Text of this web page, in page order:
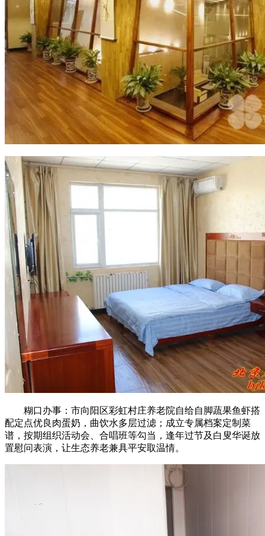
糊口办事：市向阳区彩虹村庄养老院自给自脚蔬果鱼虾搭
配定点优良肉蛋奶，曲饮水多层过滤；成立专属档案定制菜
谱，按期组织活动会、合唱班等勾当，逢年过节及白叟华诞放
置慰问表演，让生态养老兼具平安取温情。